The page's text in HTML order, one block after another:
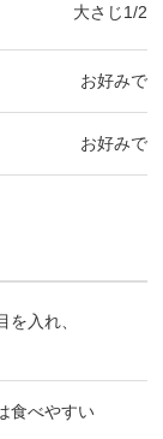
大さじ1/2
お好みで
お好みで
入れ、
食べやすい